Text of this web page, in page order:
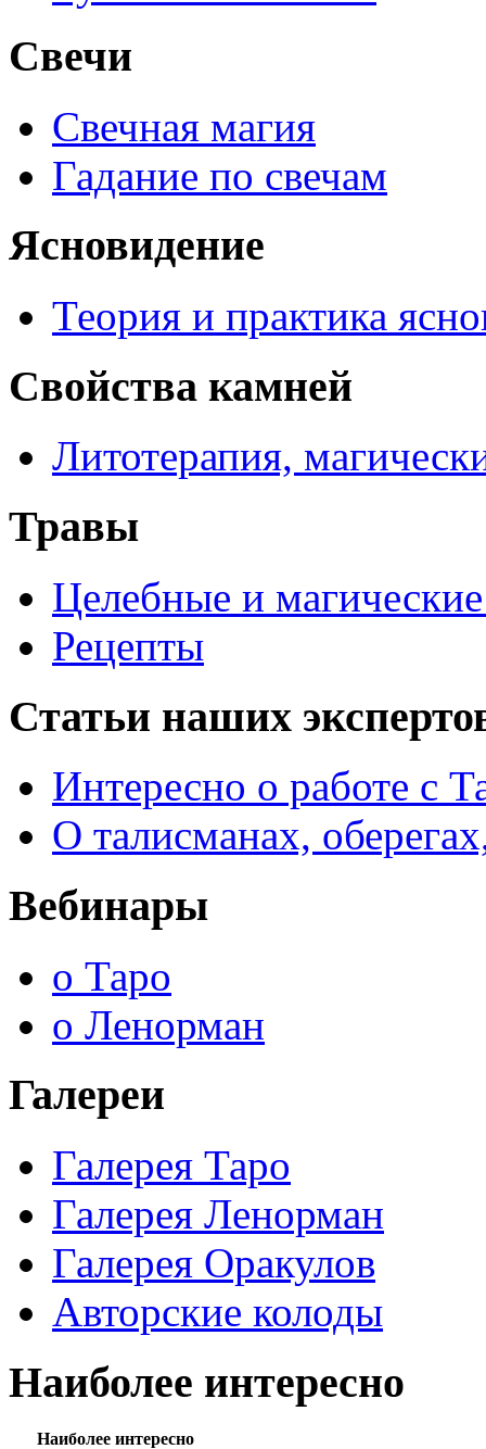
Свечи
Свечная магия
Гадание по свечам
Ясновидение
Теория и практика
Свойства камней
Литотерапия,
Травы
Целебные и магические
Рецепты
Статьи наших
Интересно о работе с
О талисманах,
Вебинары
о Таро
о Ленорман
Галереи
Галерея Таро
Галерея Ленорман
Галерея Оракулов
Авторские колоды
Наиболее интересно
Наиболее интересно